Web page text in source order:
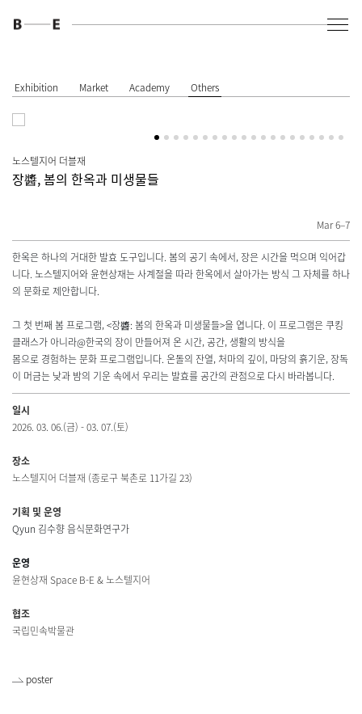
Exhibition Market Academy Others
노스텔지어 더블재
장醬, 봄의 한옥과 미생물들
Mar 6–7
한옥은 하나의 거대한 발효 도구입니다. 봄의 공기 속에서, 장은 시간을 먹으며 익어갑
니다. 노스텔지어와 윤현상재는 사계절을 따라 한옥에서 살아가는 방식 그 자체를 하나
의 문화로 제안합니다.
그 첫 번째 봄 프로그램, <장醬: 봄의 한옥과 미생물들>을 엽니다. 이 프로그램은 쿠킹
클래스가 아니라@한국의 장이 만들어져 온 시간, 공간, 생활의 방식을
몸으로 경험하는 문화 프로그램입니다. 온돌의 잔열, 처마의 깊이, 마당의 흙기운, 장독
이 머금는 낮과 밤의 기운 속에서 우리는 발효를 공간의 관점으로 다시 바라봅니다.
일시
2026. 03. 06.(금) - 03. 07.(토)
장소
노스텔지어 더블재 (종로구 북촌로 11가길 23)
기획 및 운영
Qyun 김수향 음식문화연구가
운영
윤현상재 Space B-E & 노스텔지어
협조
국립민속박물관
poster